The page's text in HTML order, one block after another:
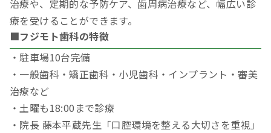
治療や、定期的な予防ケア、歯周病治療など、幅広い診
療を受けることができます。
■フジモト歯科の特徴
・駐車場10台完備
・一般歯科・矯正歯科・小児歯科・インプラント・審美
治療など
・土曜も18:00まで診療
・院長 藤本平蔵先生「口腔環境を整える大切さを重視」